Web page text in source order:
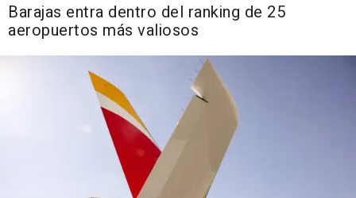
Barajas entra dentro del ranking de 25
aeropuertos más valiosos